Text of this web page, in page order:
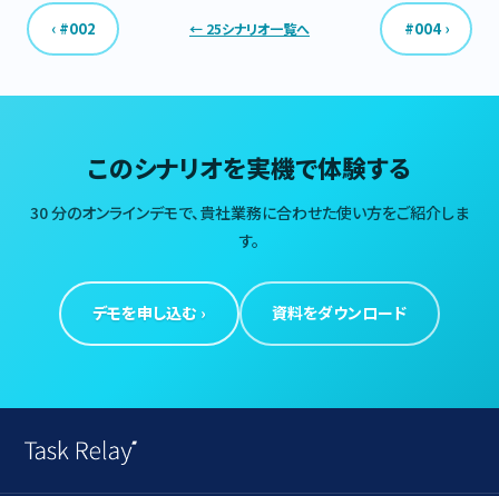
‹ #002 ← 25シナリオ一覧へ #004 ›
このシナリオを実機で体験する
30 分のオンラインデモで、貴社業務に合わせた使い方をご紹介しま
す。
デモを申し込む › 資料をダウンロード